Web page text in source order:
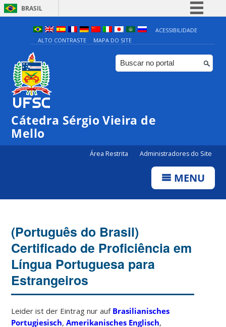
BRASIL
Simplifique!
Comunica BR
Participe
ACESSIBILIDADE
ALTO CONTRASTE
MAPA DO SITE
Cátedra Sérgio Vieira de
Mello
Área Restrita Administradores do Site
MENU
(Português do Brasil)
Certificado de Proficiência em
Língua Portuguesa para
Estrangeiros
Leider ist der Eintrag nur auf Brasilianisches
Portugiesisch,Amerikanisches Englisch,